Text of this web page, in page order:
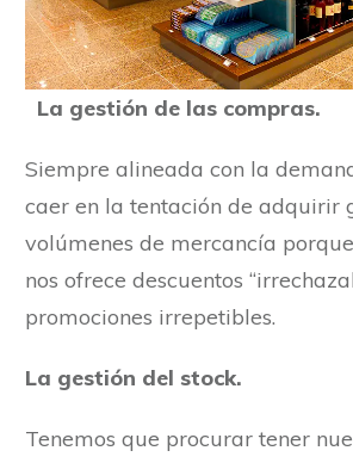
La gestión de las compras.
Siempre alineada con la
caer en la tentación de adquirir
volúmenes de mercancía
nos ofrece descuentos
promociones irrepetibles.
La gestión del stock.
Tenemos que procurar tener